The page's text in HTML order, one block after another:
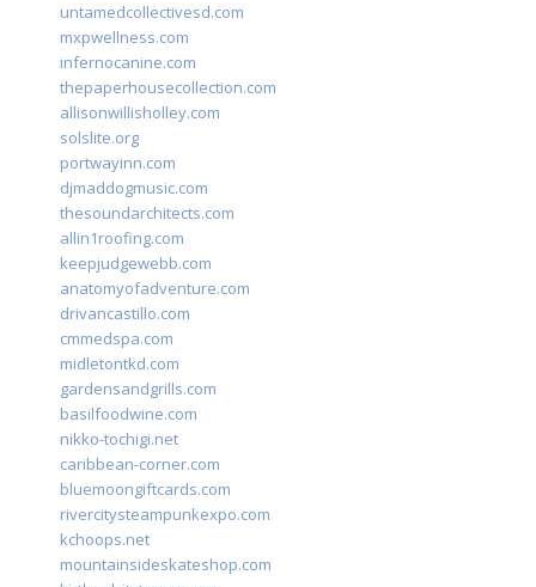
untamedcollectivesd.com
mxpwellness.com
infernocanine.com
thepaperhousecollection.com
allisonwillisholley.com
solslite.org
portwayinn.com
djmaddogmusic.com
thesoundarchitects.com
allin1roofing.com
keepjudgewebb.com
anatomyofadventure.com
drivancastillo.com
cmmedspa.com
midletontkd.com
gardensandgrills.com
basilfoodwine.com
nikko-tochigi.net
caribbean-corner.com
bluemoongiftcards.com
rivercitysteampunkexpo.com
kchoops.net
mountainsideskateshop.com